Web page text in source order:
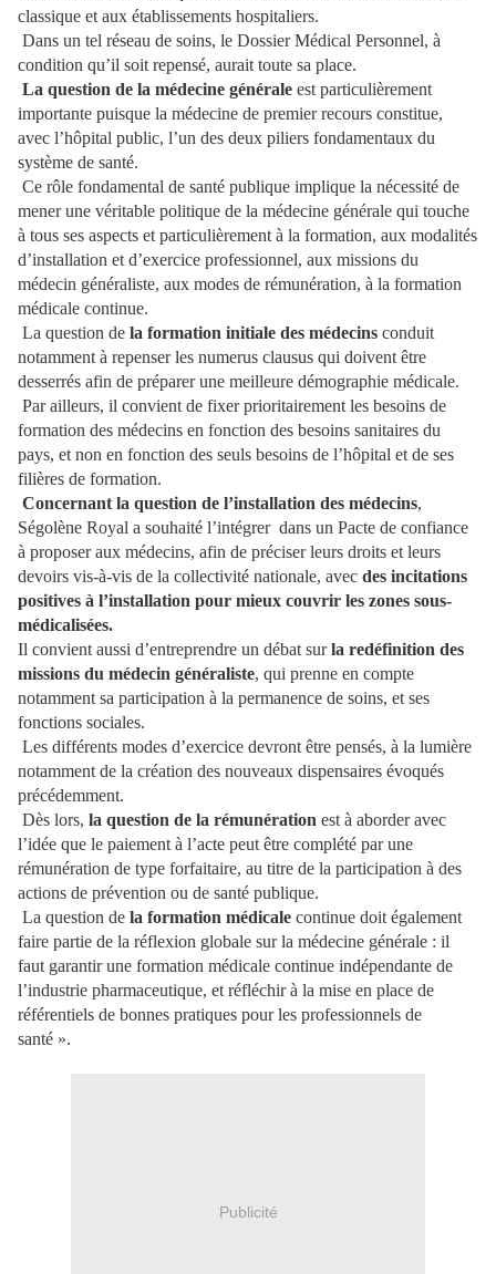
classique et aux établissements hospitaliers.
Dans un tel réseau de soins, le Dossier Médical Personnel, à
condition qu’il soit repensé, aurait toute sa place.
La question de la médecine générale est particulièrement
importante puisque la médecine de premier recours constitue,
avec l’hôpital public, l’un des deux piliers fondamentaux du
système de santé.
Ce rôle fondamental de santé publique implique la nécessité de
mener une véritable politique de la médecine générale qui touche
à tous ses aspects et particulièrement à la formation, aux modalités
d’installation et d’exercice professionnel, aux missions du
médecin généraliste, aux modes de rémunération, à la formation
médicale continue.
La question de la formation initiale des médecins conduit
notamment à repenser les numerus clausus qui doivent être
desserrés afin de préparer une meilleure démographie médicale.
Par ailleurs, il convient de fixer prioritairement les besoins de
formation des médecins en fonction des besoins sanitaires du
pays, et non en fonction des seuls besoins de l’hôpital et de ses
filières de formation.
Concernant la question de l’installation des médecins,
Ségolène Royal a souhaité l’intégrer dans un Pacte de confiance
à proposer aux médecins, afin de préciser leurs droits et leurs
devoirs vis-à-vis de la collectivité nationale, avec des incitations
positives à l’installation pour mieux couvrir les zones sous-
médicalisées.
Il convient aussi d’entreprendre un débat surla redéfinition des
missions du médecin généraliste, qui prenne en compte
notamment sa participation à la permanence de soins, et ses
fonctions sociales.
Les différents modes d’exercice devront être pensés, à la lumière
notamment de la création des nouveaux dispensaires évoqués
précédemment.
Dès lors, la question de la rémunération est à aborder avec
l’idée que le paiement à l’acte peut être complété par une
rémunération de type forfaitaire, au titre de la participation à des
actions de prévention ou de santé publique.
La question de la formation médicale continue doit également
faire partie de la réflexion globale sur la médecine générale : il
faut garantir une formation médicale continue indépendante de
l’industrie pharmaceutique, et réfléchir à la mise en place de
référentiels de bonnes pratiques pour les professionnels de
santé ».
Publicité